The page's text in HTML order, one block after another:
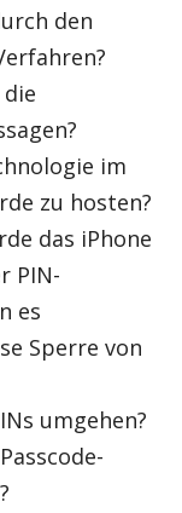
den
im
zu hosten?
das iPhone
PIN-
es
Sperre von
umgehen?